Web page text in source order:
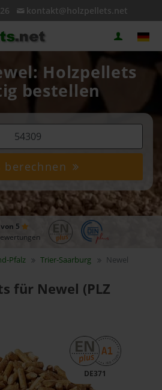
kontakt@holzpellets.net
Holzpellets
bestellen
berechnen
5
Pfalz Trier-Saarburg Newel
für Newel (PLZ
DE371